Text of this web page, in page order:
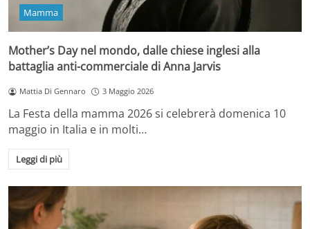
Mamma
Mother’s Day nel mondo, dalle chiese inglesi alla
battaglia anti-commerciale di Anna Jarvis
Mattia Di Gennaro 3 Maggio 2026
La Festa della mamma 2026 si celebrerà domenica 10
maggio in Italia e in molti…
Leggi di più